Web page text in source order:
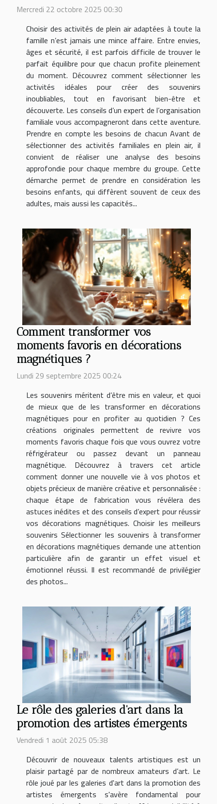
Mercredi 22 octobre 2025 00:30
Choisir des activités de plein air adaptées à toute la
famille n’est jamais une mince affaire. Entre envies,
âges et sécurité, il est parfois difficile de trouver le
parfait équilibre pour que chacun profite pleinement
du moment. Découvrez comment sélectionner les
activités idéales pour créer des souvenirs
inoubliables, tout en favorisant bien-être et
découverte. Les conseils d’un expert de l’organisation
familiale vous accompagneront dans cette aventure.
Prendre en compte les besoins de chacun Avant de
sélectionner des activités familiales en plein air, il
convient de réaliser une analyse des besoins
approfondie pour chaque membre du groupe. Cette
démarche permet de prendre en considération les
besoins enfants, qui diffèrent souvent de ceux des
adultes, mais aussi les capacités...
Comment transformer vos
moments favoris en décorations
magnétiques ?
Lundi 29 septembre 2025 00:24
Les souvenirs méritent d’être mis en valeur, et quoi
de mieux que de les transformer en décorations
magnétiques pour en profiter au quotidien ? Ces
créations originales permettent de revivre vos
moments favoris chaque fois que vous ouvrez votre
réfrigérateur ou passez devant un panneau
magnétique. Découvrez à travers cet article
comment donner une nouvelle vie à vos photos et
objets précieux de manière créative et personnalisée :
chaque étape de fabrication vous révélera des
astuces inédites et des conseils d’expert pour réussir
vos décorations magnétiques. Choisir les meilleurs
souvenirs Sélectionner les souvenirs à transformer
en décorations magnétiques demande une attention
particulière afin de garantir un effet visuel et
émotionnel réussi. Il est recommandé de privilégier
des photos...
Le rôle des galeries d'art dans la
promotion des artistes émergents
Vendredi 1 août 2025 05:38
Découvrir de nouveaux talents artistiques est un
plaisir partagé par de nombreux amateurs d’art. Le
rôle joué par les galeries d'art dans la promotion des
artistes émergents s'avère fondamental pour